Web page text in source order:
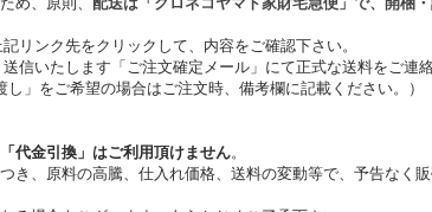
め、原則、 配送は「クロネコヤマト家財宅急便」で、開梱
ンク先をクリックして、内容をご確認下さい。
信いたします「ご注文確定メール」にて正式な送料をご連絡
」をご希望の場合はご注文時、備考欄に記載ください。）
「代金引換」はご利用頂けません。
き、原料の高騰、仕入れ価格、送料の変動等で、予告なく